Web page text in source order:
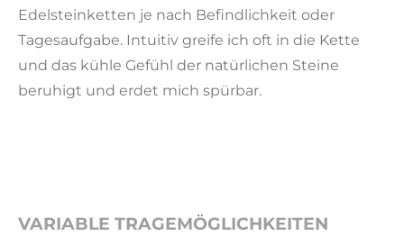
Edelsteinketten je nach Befindlichkeit oder
Tagesaufgabe. Intuitiv greife ich oft in die Kette
und das kühle Gefühl der natürlichen Steine
beruhigt und erdet mich spürbar.
VARIABLE TRAGEMÖGLICHKEITEN